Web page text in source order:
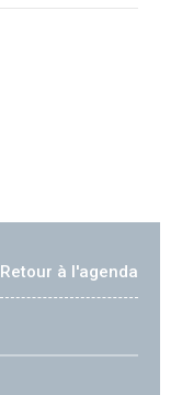
Retour à l'agenda